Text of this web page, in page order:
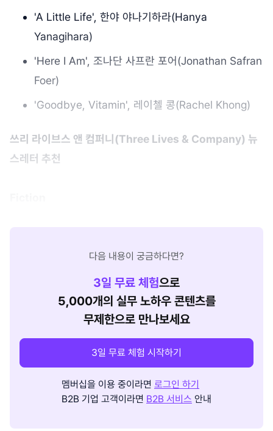
'A Little Life', 한야 야나기하라(Hanya
Yanagihara)
'Here I Am', 조나단 사프란 포어(Jonathan Safran
Foer)
'Goodbye, Vitamin', 레이첼 콩(Rachel Khong)
쓰리 라이브스 앤 컴퍼니(Three Lives & Company) 뉴
스레터 추천
다음 내용이 궁금하다면?
3일 무료 체험으로
5,000개의 실무 노하우 콘텐츠를
무제한으로 만나보세요
3일 무료 체험 시작하기
멤버십을 이용 중이라면 로그인 하기
B2B 기업 고객이라면 B2B 서비스 안내